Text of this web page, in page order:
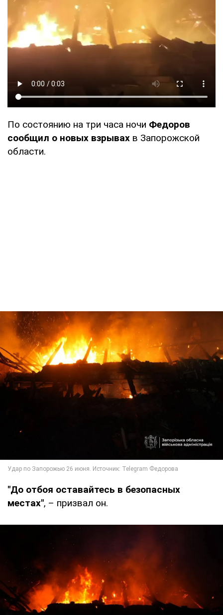
По состоянию на три часа ночи Федоров
сообщил о новых взрывах в Запорожской
области.
"До отбоя оставайтесь в безопасных
местах", – призвал он.